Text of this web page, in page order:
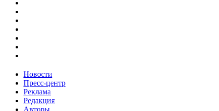
Новости
Пресс-центр
Реклама
Редакция
Авторы